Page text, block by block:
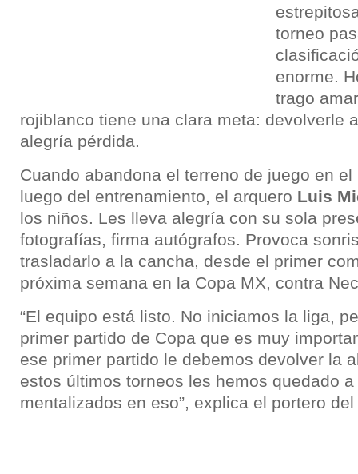
torneo
enorme.
trago
rojiblanco tiene una clara meta: devolverle
alegría pérdida.
Cuando abandona el terreno de juego en el
luego del entrenamiento, el arquero Luis
los niños. Les lleva alegría con su sola
fotografías, firma autógrafos. Provoca
trasladarlo a la cancha, desde el primer
próxima semana en la Copa MX, contra
“El equipo está listo. No iniciamos la liga,
primer partido de Copa que es muy
ese primer partido le debemos devolver la
estos últimos torneos les hemos quedado
mentalizados en eso”, explica el portero